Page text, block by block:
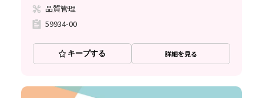
品質管理
59934-00
キープする 詳細を見る